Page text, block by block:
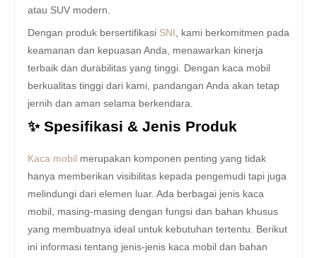
atau SUV modern.
Dengan produk bersertifikasi SNI
, kami berkomitmen pada
keamanan dan kepuasan Anda, menawarkan kinerja
terbaik dan durabilitas yang tinggi. Dengan kaca mobil
berkualitas tinggi dari kami, pandangan Anda akan tetap
jernih dan aman selama berkendara.
✨ Spesifikasi & Jenis Produk
Kaca mobil merupakan komponen penting yang tidak
hanya memberikan visibilitas kepada pengemudi tapi juga
melindungi dari elemen luar. Ada berbagai jenis kaca
mobil, masing-masing dengan fungsi dan bahan khusus
yang membuatnya ideal untuk kebutuhan tertentu. Berikut
ini informasi tentang jenis-jenis kaca mobil dan bahan